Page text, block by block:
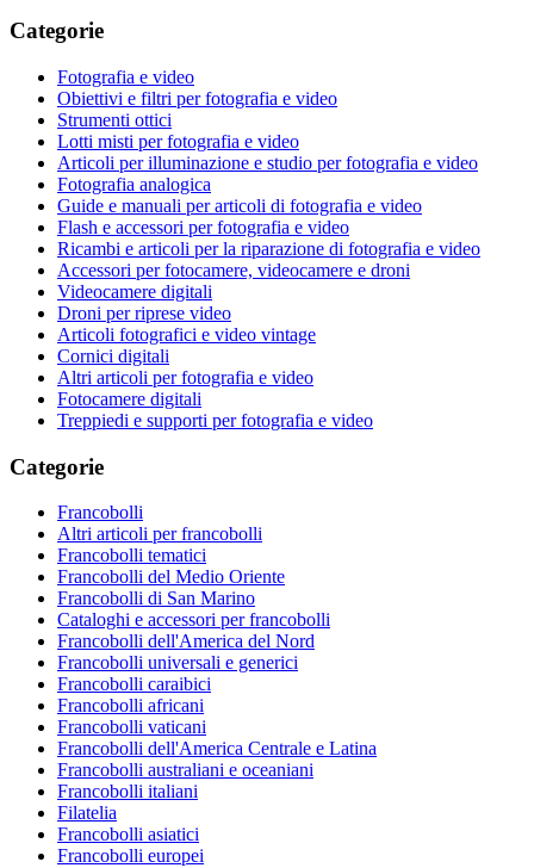
Categorie
Fotografia e video
Obiettivi e filtri per fotografia e video
Strumenti ottici
Lotti misti per fotografia e video
Articoli per illuminazione e studio per fotografia e video
Fotografia analogica
Guide e manuali per articoli di fotografia e video
Flash e accessori per fotografia e video
Ricambi e articoli per la riparazione di fotografia e video
Accessori per fotocamere, videocamere e droni
Videocamere digitali
Droni per riprese video
Articoli fotografici e video vintage
Cornici digitali
Altri articoli per fotografia e video
Fotocamere digitali
Treppiedi e supporti per fotografia e video
Categorie
Francobolli
Altri articoli per francobolli
Francobolli tematici
Francobolli del Medio Oriente
Francobolli di San Marino
Cataloghi e accessori per francobolli
Francobolli dell'America del Nord
Francobolli universali e generici
Francobolli caraibici
Francobolli africani
Francobolli vaticani
Francobolli dell'America Centrale e Latina
Francobolli australiani e oceaniani
Francobolli italiani
Filatelia
Francobolli asiatici
Francobolli europei